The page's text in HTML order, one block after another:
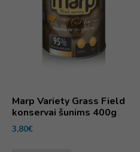
Marp Variety Grass Field
konservai šunims 400g
3,80€